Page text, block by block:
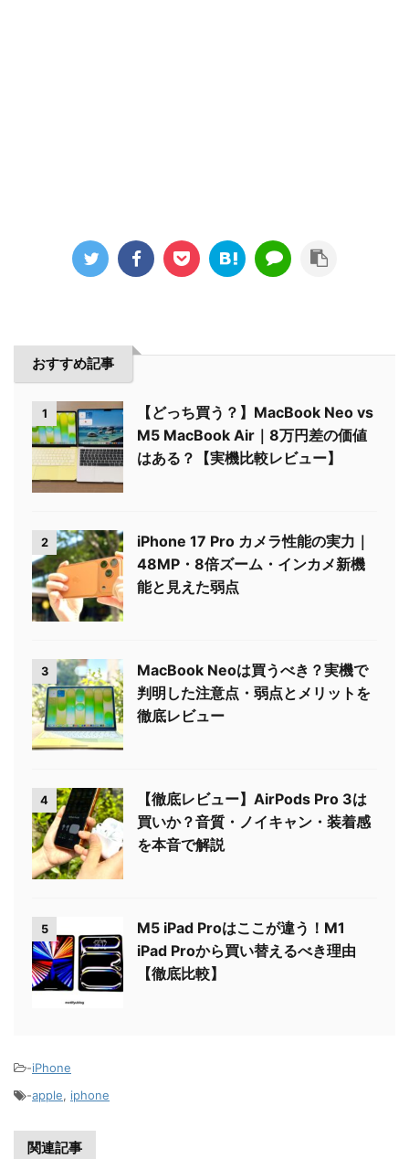
おすすめ記事
1
【どっち買う？】MacBook Neo vs
M5 MacBook Air｜8万円差の価値
はある？【実機比較レビュー】
2
iPhone 17 Pro カメラ性能の実力｜
48MP・8倍ズーム・インカメ新機
能と見えた弱点
3
MacBook Neoは買うべき？実機で
判明した注意点・弱点とメリットを
徹底レビュー
4
【徹底レビュー】AirPods Pro 3は
買いか？音質・ノイキャン・装着感
を本音で解説
5
M5 iPad Proはここが違う！M1
iPad Proから買い替えるべき理由
【徹底比較】
-iPhone
-apple, iphone
関連記事